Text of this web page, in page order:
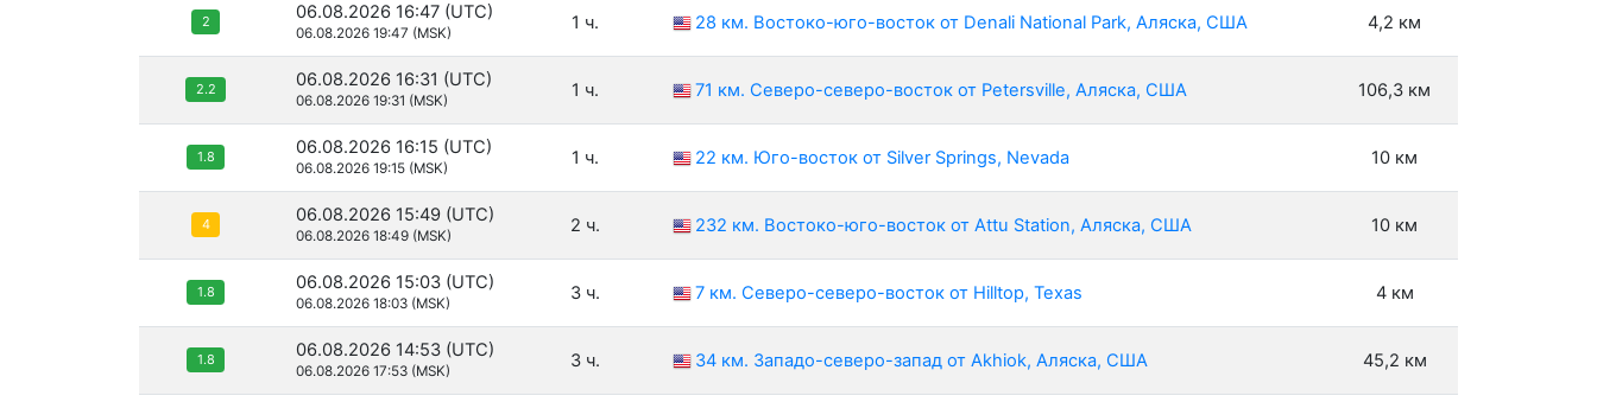
2 06.08.2026 16:47 (UTC)
06.08.2026 19:47 (MSK) 1 ч. 28 км. Востоко-юго-восток от Denali National Park, Аляска, США 4,2 км
2.2 06.08.2026 16:31 (UTC)
06.08.2026 19:31 (MSK) 1 ч. 71 км. Северо-северо-восток от Petersville, Аляска, США 106,3 км
1.8 06.08.2026 16:15 (UTC)
06.08.2026 19:15 (MSK) 1 ч. 22 км. Юго-восток от Silver Springs, Nevada 10 км
4 06.08.2026 15:49 (UTC)
06.08.2026 18:49 (MSK) 2 ч. 232 км. Востоко-юго-восток от Attu Station, Аляска, США 10 км
1.8 06.08.2026 15:03 (UTC)
06.08.2026 18:03 (MSK) 3 ч. 7 км. Северо-северо-восток от Hilltop, Texas 4 км
1.8 06.08.2026 14:53 (UTC)
06.08.2026 17:53 (MSK) 3 ч. 34 км. Западо-северо-запад от Akhiok, Аляска, США 45,2 км